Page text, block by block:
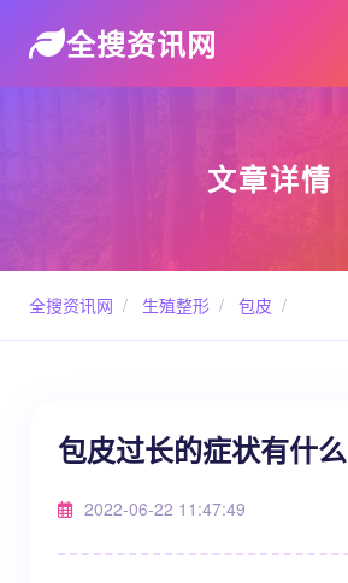
全搜资讯网
文章详情
全搜资讯网 / 生殖整形 / 包皮 /
包皮过长的症状有什么
2022-06-22 11:47:49